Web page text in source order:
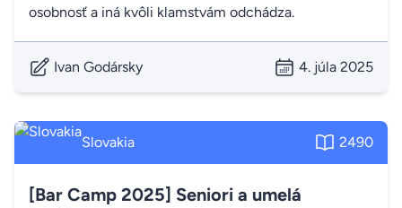
osobnosť a iná kvôli klamstvám odchádza.
Ivan Godársky 4. júla 2025
Slovakia 2490
[Bar Camp 2025] Seniori a umelá